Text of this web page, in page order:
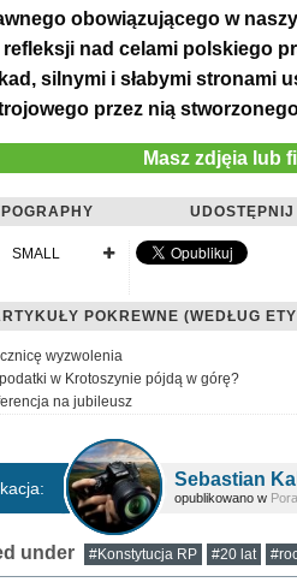
obowiązującego w
refleksji nad celami polskiego
silnymi i słabymi stronami
przez nią
Masz zdjęia lub
SMALL
UDOSTĘPNIJ
POKREWNE (WEDŁUG
wyzwolenia
w Krotoszynie pójdą w górę?
na jubileusz
Sebastian
opublikowano w
under #Konstytucja RP #20 lat